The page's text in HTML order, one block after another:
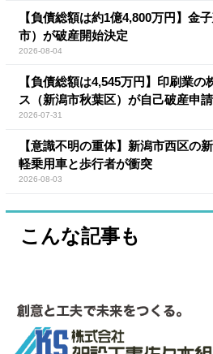
【負債総額は約1億4,800万円】金
市）が破産開始決定
2026-08-04
【負債総額は4,545万円】印刷業
ス（新潟市秋葉区）が自己破産申
2026-07-31
【意識不明の重体】新潟市西区の
軽乗用車と歩行者が衝突
2026-08-03
こんな記事も